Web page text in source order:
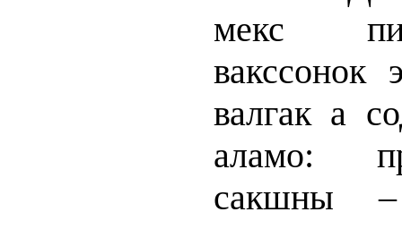
мекс
вакссонок
валгак а
аламо:
сакшны